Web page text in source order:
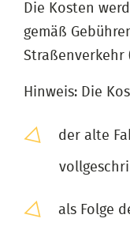
Die Kosten
gemäß
Straßenverkehr
Hinweis: Die
der alte
als Folge